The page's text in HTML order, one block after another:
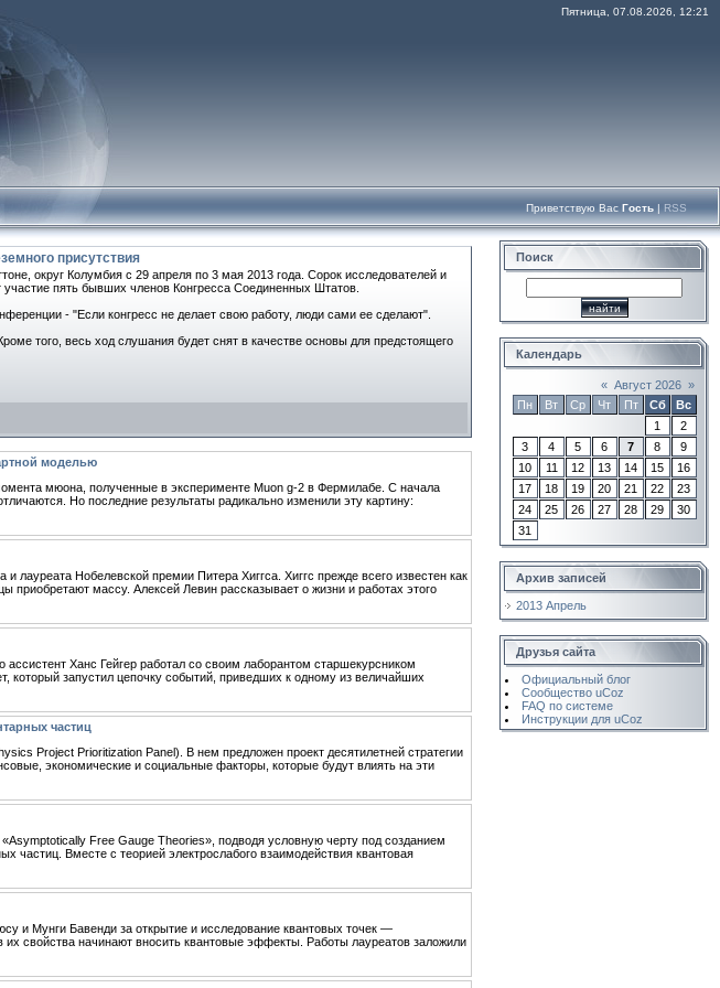
Пятница, 07.08.2026, 12:21
Приветствую Вас Гость | RSS
присутствия
округ Колумбия с 29 апреля по 3 мая 2013 года. Сорок исследователей и
пять бывших членов Конгресса Соединенных Штатов.
- "Если конгресс не делает свою работу, люди сами ее сделают".
того, весь ход слушания будет снят в качестве основы для предстоящего
моделью
мюона, полученные в эксперименте Muon g-2 в Фермилабе. С начала
Но последние результаты радикально изменили эту картину:
лауреата Нобелевской премии Питера Хиггса. Хиггс прежде всего известен как
массу. Алексей Левин рассказывает о жизни и работах этого
Ханс Гейгер работал со своим лаборантом старшекурсником
запустил цепочку событий, приведших к одному из величайших
частиц
Project Prioritization Panel). В нем предложен проект десятилетней стратегии
экономические и социальные факторы, которые будут влиять на эти
Free Gauge Theories», подводя условную черту под созданием
Вместе с теорией электрослабого взаимодействия квантовая
и Мунги Бавенди за открытие и исследование квантовых точек —
свойства начинают вносить квантовые эффекты. Работы лауреатов заложили
Поиск
Календарь
« Август 2026 »
Пн
Вт Ср Чт Пт Сб
Вс
1
2
3
4 5 6 7 8
9
10
11 12 13 14 15
16
17
18 19 20 21 22
23
24
25 26 27 28 29
30
31
Архив записей
2013 Апрель
Друзья сайта
Официальный блог
Сообщество uCoz
FAQ по системе
Инструкции для uCoz